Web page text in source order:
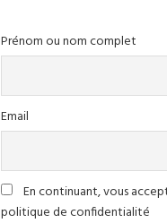
Prénom ou nom complet
Email
En continuant, vous
politique de confidentialité